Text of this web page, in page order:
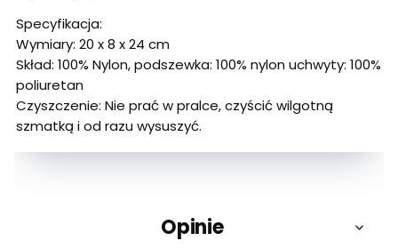
Specyfikacja:
Wymiary: 20 x 8 x 24 cm
Skład: 100% Nylon, podszewka: 100% nylon uchwyty: 100%
poliuretan
Czyszczenie: Nie prać w pralce, czyścić wilgotną
szmatką i od razu wysuszyć.
Opinie